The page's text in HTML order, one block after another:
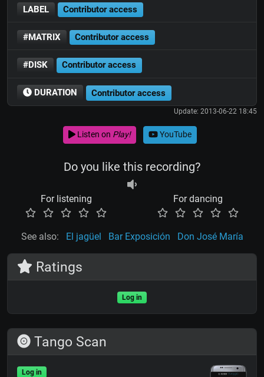
LABEL Contributor access
#MATRIX Contributor access
#DISK Contributor access
DURATION Contributor access
Update: 2013-06-22 18:45
Listen on Play! YouTube
Do you like this recording?
For listening For dancing
See also: El jagüel Bar Exposición Don José María
Ratings
Log in
Tango Scan
Log in